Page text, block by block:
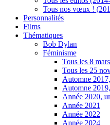
Tous nos vœux !
Personnalités
Films
Thématiques
Bob Dylan
Féminisme
Tous les 8 mars
Tous les 25
Automne
Automne
Année 2020,
Année 2021
Année 2022
Année 2024